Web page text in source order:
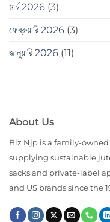
মার্চ 2026 (3)
ফেব্রুয়ারি 2026 (3)
জানুয়ারি 2026 (11)
About Us
Biz Njp is a family-
supplying sustainable
sacks and private-label
and US brands since the